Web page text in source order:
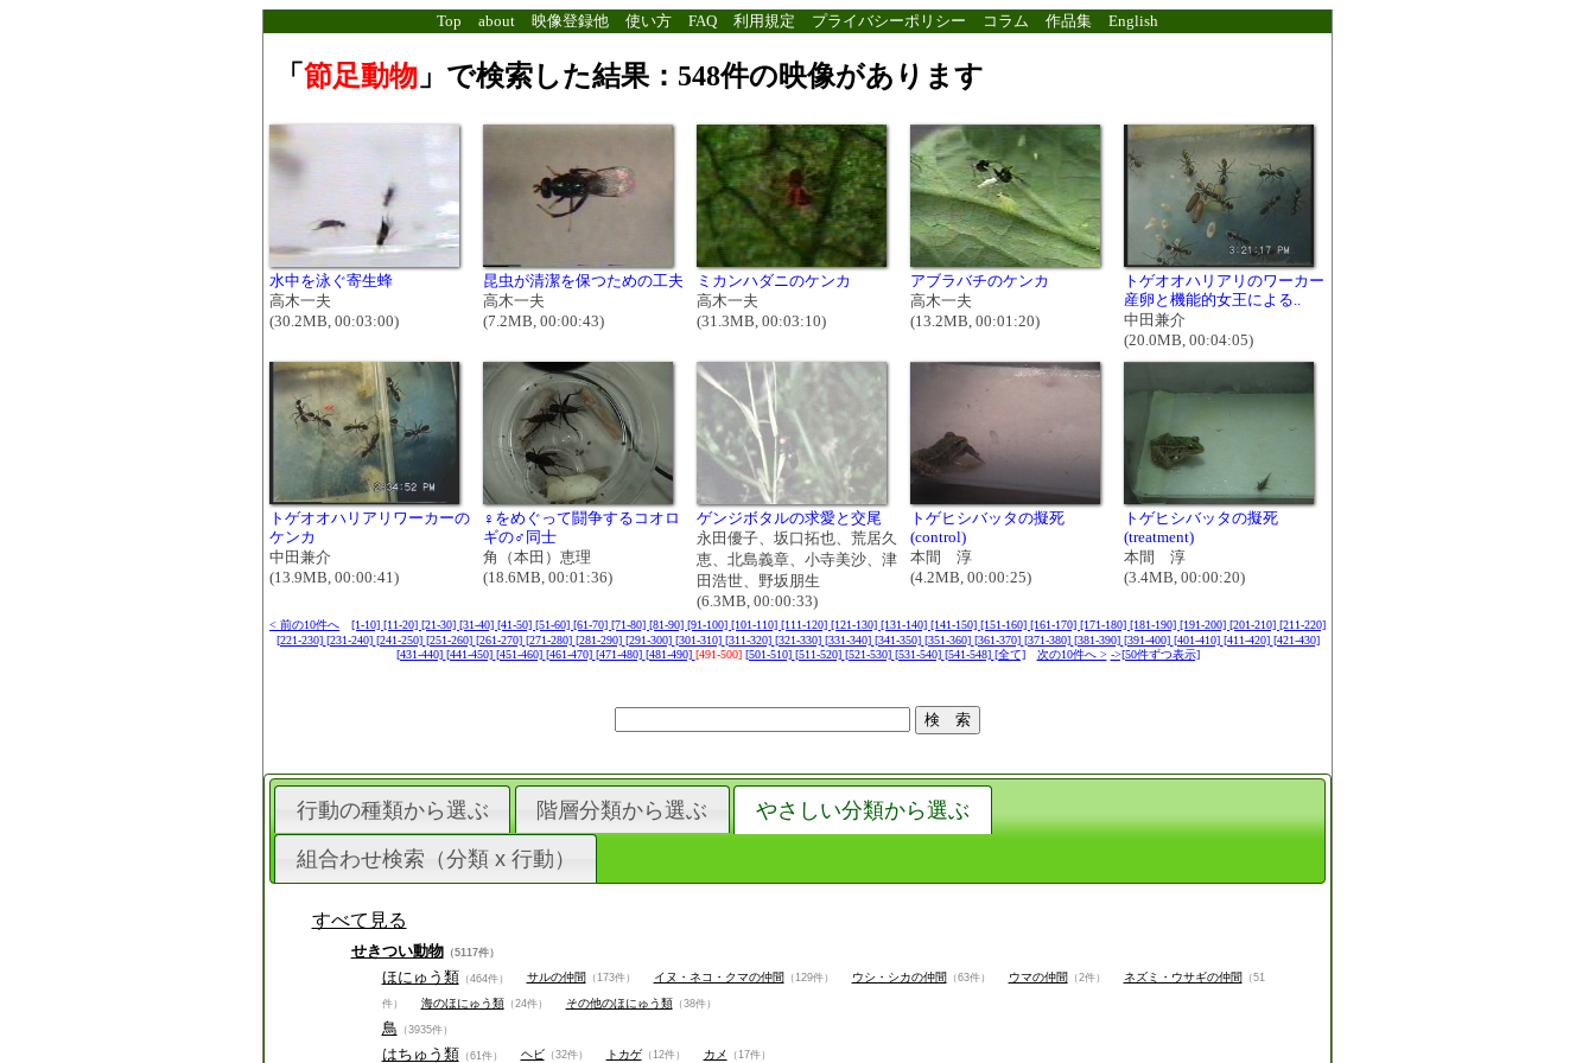
Top about 映像登録他 使い方 FAQ 利用規定 プライバシーポリシー コラム 作品集 English
「 節足動物 」で検索した結果：548件の映像があります
水中を泳ぐ寄生蜂
高木一夫
(30.2MB, 00:03:00)
昆虫が清潔を保つための工夫
高木一夫
(7.2MB, 00:00:43)
ミカンハダニのケンカ
高木一夫
(31.3MB, 00:03:10)
アブラバチのケンカ
高木一夫
(13.2MB, 00:01:20)
トゲオオハリアリのワーカー
産卵と機能的女王による..
中田兼介
(20.0MB, 00:04:05)
トゲオオハリアリワーカーの
ケンカ
中田兼介
(13.9MB, 00:00:41)
♀をめぐって闘争するコオロ
ギの♂同士
角（本田）恵理
(18.6MB, 00:01:36)
ゲンジボタルの求愛と交尾
永田優子、坂口拓也、荒居久
恵、北島義章、小寺美沙、津
田浩世、野坂朋生
(6.3MB, 00:00:33)
トゲヒシバッタの擬死
(control)
本間 淳
(4.2MB, 00:00:25)
トゲヒシバッタの擬死
(treatment)
本間 淳
(3.4MB, 00:00:20)
< 前の10件へ [1-10] [11-20] [21-30] [31-40] [41-50] [51-60] [61-70] [71-80] [81-90] [91-100] [101-110] [111-120] [121-130] [131-140] [141-150] [151-160] [161-170] [171-180] [181-190] [191-200] [201-210] [211-220]
[221-230] [231-240] [241-250] [251-260] [261-270] [271-280] [281-290] [291-300] [301-310] [311-320] [321-330] [331-340] [341-350] [351-360] [361-370] [371-380] [381-390] [391-400] [401-410] [411-420] [421-430]
[431-440] [441-450] [451-460] [461-470] [471-480] [481-490] [491-500] [501-510] [511-520] [521-530] [531-540] [541-548] [全て] 次の10件へ > ->[50件ずつ表示]
行動の種類から選ぶ 階層分類から選ぶ やさしい分類から選ぶ
組合わせ検索（分類 x 行動）
すべて見る
せきつい動物 （5117件）
ほにゅう類 （464件） サルの仲間 （173件） イヌ・ネコ・クマの仲間 （129件） ウシ・シカの仲間 （63件） ウマの仲間 （2件） ネズミ・ウサギの仲間 （51
件） 海のほにゅう類 （24件） その他のほにゅう類 （38件）
鳥 （3935件）
はちゅう類 （61件） ヘビ（32件） トカゲ（12件） カメ （17件）